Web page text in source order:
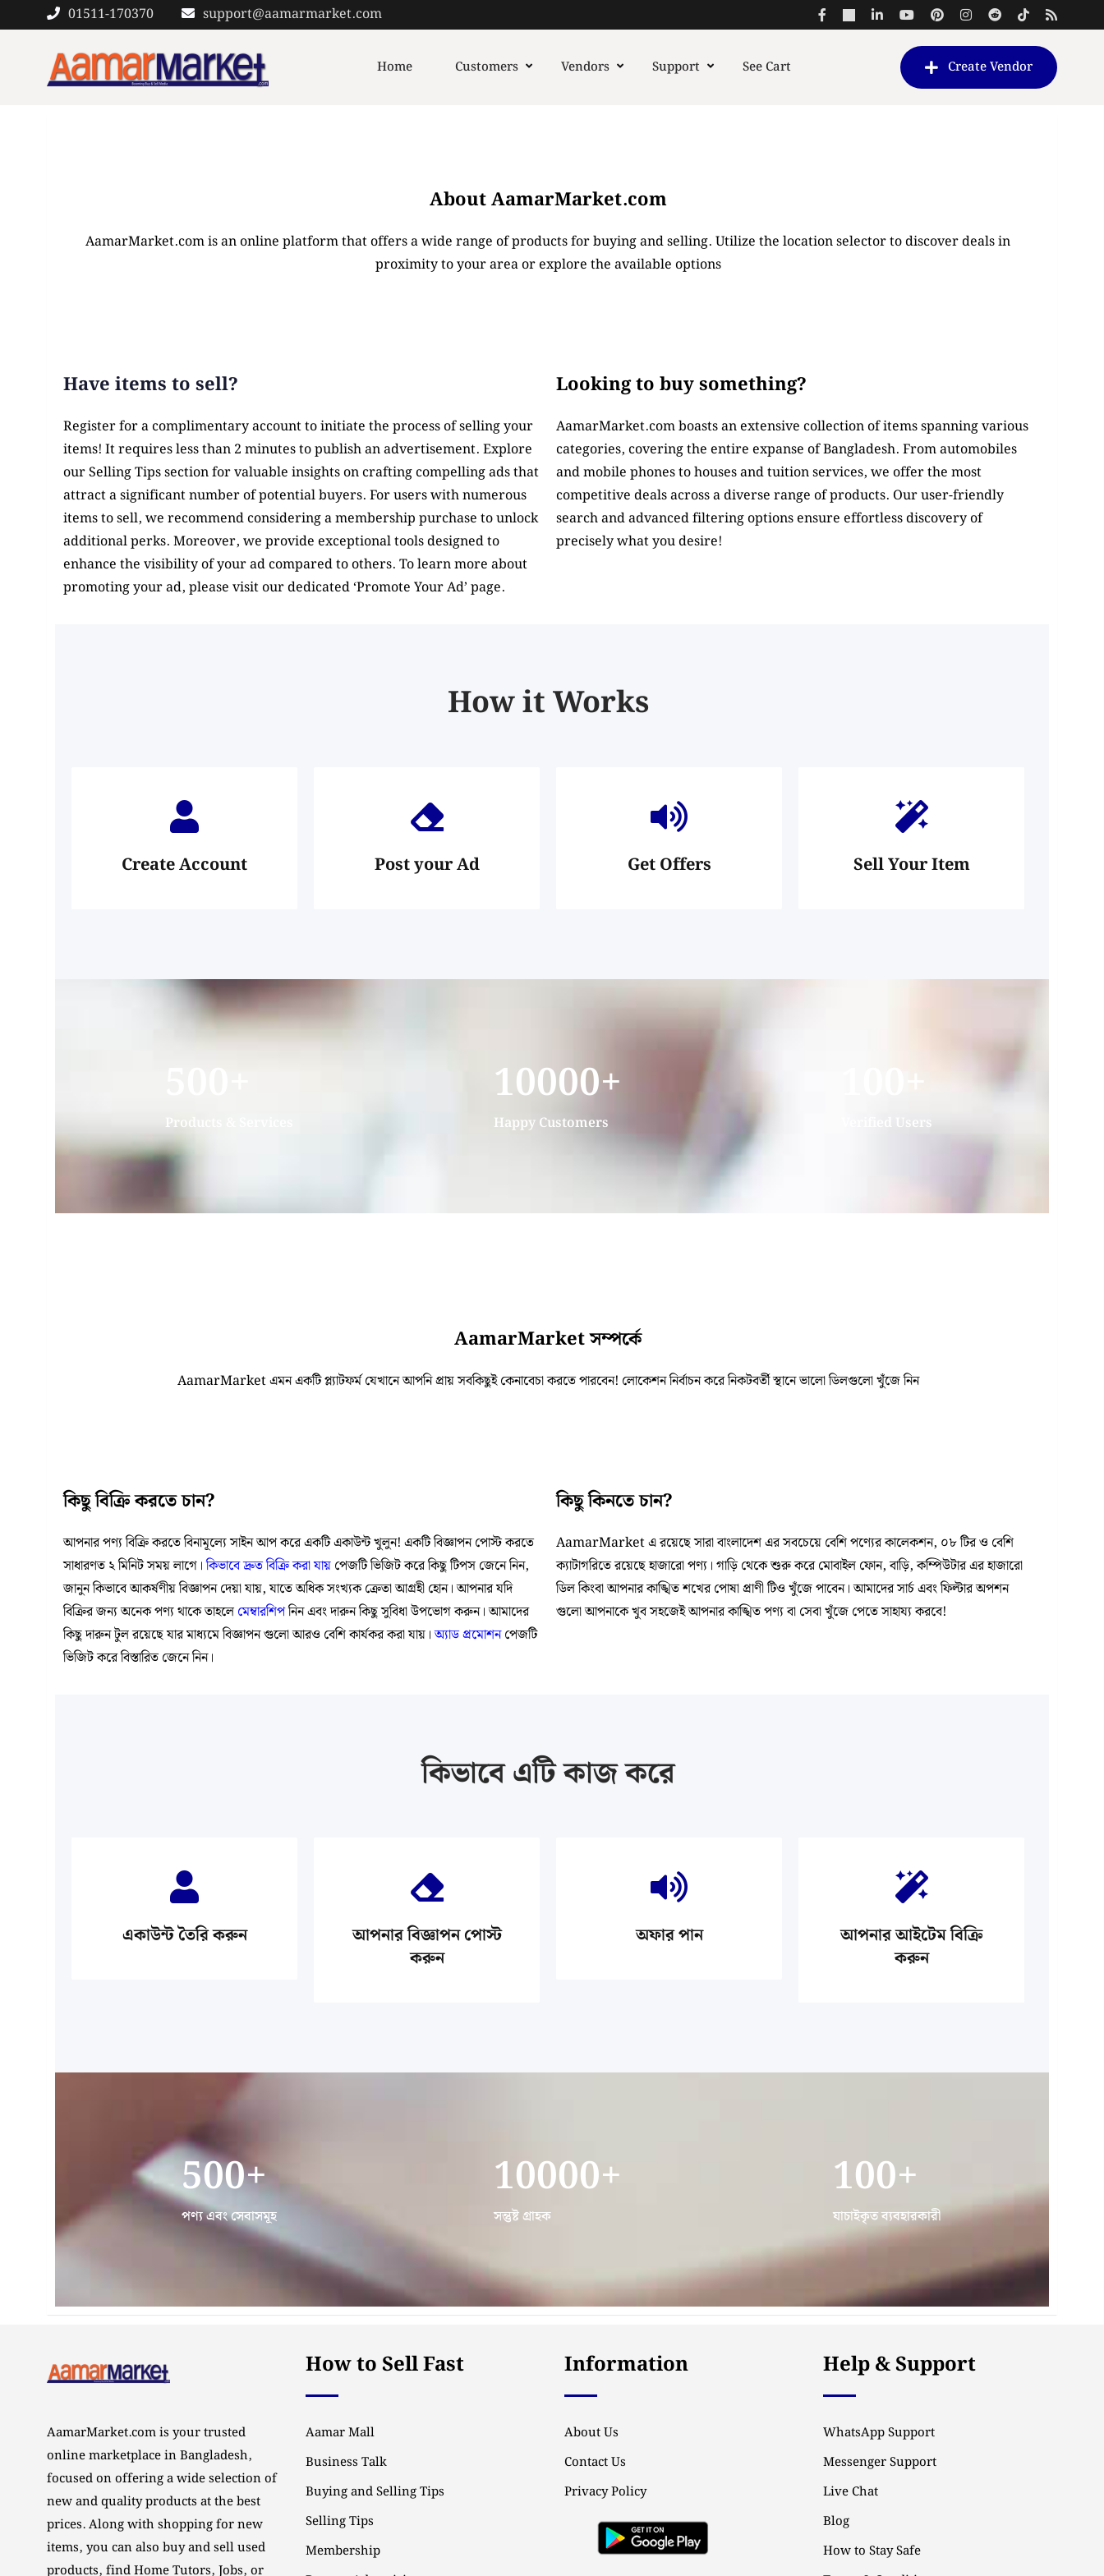
01511-170370 support@aamarmarket.com
Home Customers Vendors Support See Cart Create Vendor
About AamarMarket.com
AamarMarket.com is an online platform that offers a wide range of products for buying and selling. Utilize the location selector to discover deals in
proximity to your area or explore the available options
Have items to sell?
Register for a complimentary account to initiate the process of selling your
items! It requires less than 2 minutes to publish an advertisement. Explore
our Selling Tips section for valuable insights on crafting compelling ads that
attract a significant number of potential buyers. For users with numerous
items to sell, we recommend considering a membership purchase to unlock
additional perks. Moreover, we provide exceptional tools designed to
enhance the visibility of your ad compared to others. To learn more about
promoting your ad, please visit our dedicated ‘Promote Your Ad’ page.
Looking to buy something?
AamarMarket.com boasts an extensive collection of items spanning various
categories, covering the entire expanse of Bangladesh. From automobiles
and mobile phones to houses and tuition services, we offer the most
competitive deals across a diverse range of products. Our user-friendly
search and advanced filtering options ensure effortless discovery of
precisely what you desire!
How it Works
Create Account Post your Ad Get Offers Sell Your Item
Products & Services
10000+
Happy Customers
+
Verified Users
AamarMarket সম্পর্কে
AamarMarket এমন একটি প্ল্যাটফর্ম যেখানে আপনি প্রায় সবকিছুই কেনাবেচা করতে পারবেন! লোকেশন নির্বাচন করে নিকটবর্তী স্থানে ভালো ডিলগুলো খুঁজে নিন
কিছু বিক্রি করতে চান?
আপনার পণ্য বিক্রি করতে বিনামূল্যে সাইন আপ করে একটি একাউন্ট খুলুন! একটি বিজ্ঞাপন পোস্ট করতে
সাধারণত ২ মিনিট সময় লাগে।কিভাবে দ্রুত বিক্রি করা যায় পেজটি ভিজিট করে কিছু টিপস জেনে নিন,
জানুন কিভাবে আকর্ষণীয় বিজ্ঞাপন দেয়া যায়, যাতে অধিক সংখ্যক ক্রেতা আগ্রহী হোন। আপনার যদি
বিক্রির জন্য অনেক পণ্য থাকে তাহলে মেম্বারশিপনিন এবং দারুন কিছু সুবিধা উপভোগ করুন। আমাদের
কিছু দারুন টুল রয়েছে যার মাধ্যমে বিজ্ঞাপন গুলো আরও বেশি কার্যকর করা যায়।অ্যাড প্রমোশনপেজটি
ভিজিট করে বিস্তারিত জেনে নিন।
কিছু কিনতে চান?
AamarMarket এ রয়েছে সারা বাংলাদেশ এর সবচেয়ে বেশি পণ্যের কালেকশন, ০৮ টির ও বেশি
ক্যাটাগরিতে রয়েছে হাজারো পণ্য। গাড়ি থেকে শুরু করে মোবাইল ফোন, বাড়ি, কম্পিউটার এর হাজারো
ডিল কিংবা আপনার কাঙ্খিত শখের পোষা প্রাণী টিও খুঁজে পাবেন। আমাদের সার্চ এবং ফিল্টার অপশন
গুলো আপনাকে খুব সহজেই আপনার কাঙ্খিত পণ্য বা সেবা খুঁজে পেতে সাহায্য করবে!
কিভাবে এটি কাজ করে
একাউন্ট তৈরি করুন
আপনার বিজ্ঞাপন পোস্ট
করুন
অফার পান
আপনার আইটেম বিক্রি
করুন
500+
পণ্য এবং সেবাসমূহ
10000+
সন্তুষ্ট গ্রাহক
100+
যাচাইকৃত ব্যবহারকারী
AamarMarket.com is your trusted
online marketplace in Bangladesh,
focused on offering a wide selection of
new and quality products at the best
prices. Along with shopping for new
items, you can also buy and sell used
products, find Home Tutors, Jobs, or
How to Sell Fast
Aamar Mall
Business Talk
Buying and Selling Tips
Selling Tips
Membership
Information
About Us
Contact Us
Privacy Policy
Help & Support
WhatsApp Support
Messenger Support
Live Chat
Blog
How to Stay Safe